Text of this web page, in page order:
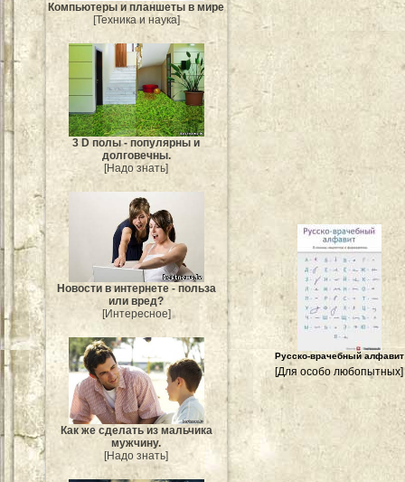
Компьютеры и планшеты в мире
[Техника и наука]
3 D полы - популярны и
долговечны.
[Надо знать]
Новости в интернете - польза
или вред?
[Интересное]
Как же сделать из мальчика
мужчину.
[Надо знать]
Русско-врачебный алфавит
[Для особо любопытных]